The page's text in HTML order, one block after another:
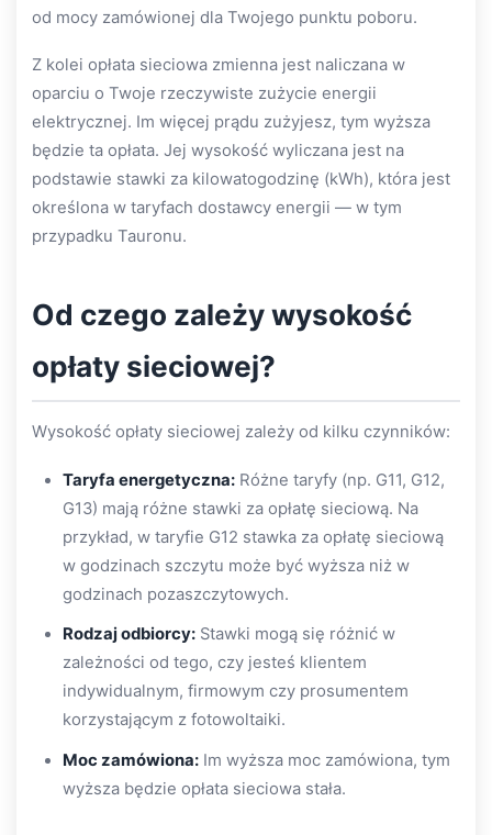
od mocy zamówionej dla Twojego punktu poboru.
Z kolei opłata sieciowa zmienna jest naliczana w
oparciu o Twoje rzeczywiste zużycie energii
elektrycznej. Im więcej prądu zużyjesz, tym wyższa
będzie ta opłata. Jej wysokość wyliczana jest na
podstawie stawki za kilowatogodzinę (kWh), która jest
określona w taryfach dostawcy energii — w tym
przypadku Tauronu.
Od czego zależy wysokość
opłaty sieciowej?
Wysokość opłaty sieciowej zależy od kilku czynników:
Taryfa energetyczna: Różne taryfy (np. G11, G12,
G13) mają różne stawki za opłatę sieciową. Na
przykład, w taryfie G12 stawka za opłatę sieciową
w godzinach szczytu może być wyższa niż w
godzinach pozaszczytowych.
Rodzaj odbiorcy: Stawki mogą się różnić w
zależności od tego, czy jesteś klientem
indywidualnym, firmowym czy prosumentem
korzystającym z fotowoltaiki.
Moc zamówiona: Im wyższa moc zamówiona, tym
wyższa będzie opłata sieciowa stała.